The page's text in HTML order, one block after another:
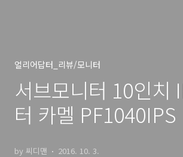
얼리어답터_리뷰/모니터
서브모니터 10인치
터 카멜 PF1040IPS
by 씨디맨 2016. 10. 3.